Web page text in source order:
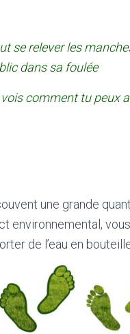
se relever les
dans sa foulée
comment tu peux
une grande
environnemental,
de l’eau en